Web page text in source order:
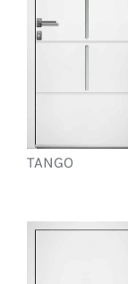
TANGO